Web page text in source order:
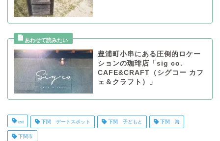
豊浦町小串にある圧倒的ロケー
ションの珈琲店「sig co.
CAFE&CRAFT（シグコー カフ
ェ＆クラフト）」
eri 下関 デートスポット 下関 子どもと 下関 海
下関市